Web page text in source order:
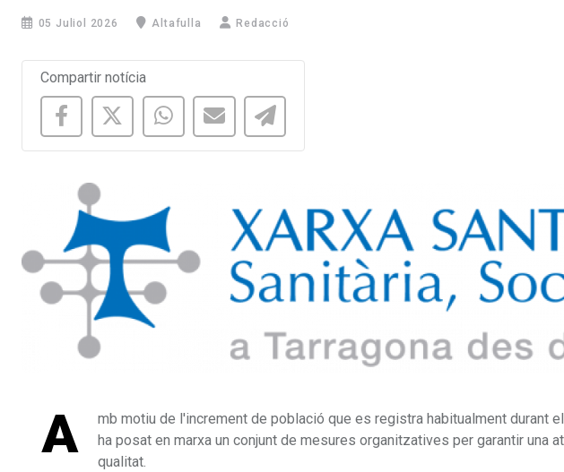
05 Juliol 2026 Altafulla Redacció
Compartir notícia
A
mb motiu de l'increment de població que es registra habitualment durant
ha posat en marxa un conjunt de mesures organitzatives per garantir una
qualitat.